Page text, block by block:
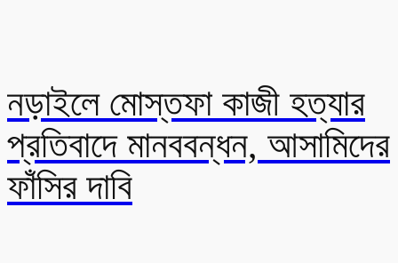
নড়াইলে মোস্তফা কাজী হত্যার
প্রতিবাদে মানববন্ধন, আসামিদের
ফাঁসির দাবি